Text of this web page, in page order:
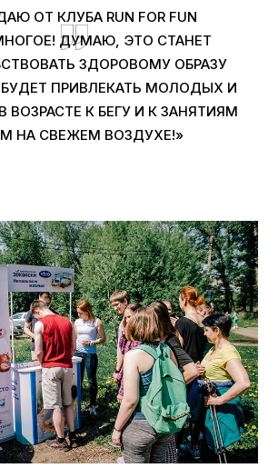
ОТ КЛУБА RUN FOR FUN
ДУМАЮ, ЭТО СТАНЕТ
ЗДОРОВОМУ ОБРАЗУ
ПРИВЛЕКАТЬ МОЛОДЫХ И
ВОЗРАСТЕ К БЕГУ И К ЗАНЯТИЯМ
НА СВЕЖЕМ ВОЗДУХЕ!»